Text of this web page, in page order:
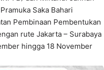
Saka Bahari
Pembinaan Pembentukan
rute Jakarta – Surabaya
hingga 18 November